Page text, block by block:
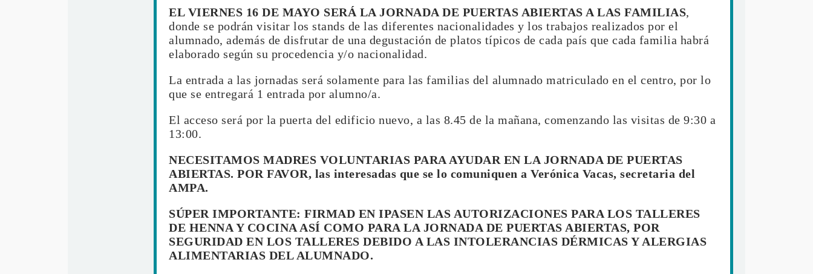
EL VIERNES 16 DE MAYO SERÁ LA JORNADA DE PUERTAS ABIERTAS A LAS FAMILIAS,
donde se podrán visitar los stands de las diferentes nacionalidades y los trabajos realizados por el
alumnado, además de disfrutar de una degustación de platos típicos de cada país que cada familia habrá
elaborado según su procedencia y/o nacionalidad.
La entrada a las jornadas será solamente para las familias del alumnado matriculado en el centro, por lo
que se entregará 1 entrada por alumno/a.
El acceso será por la puerta del edificio nuevo, a las 8.45 de la mañana, comenzando las visitas de 9:30 a
13:00.
NECESITAMOS MADRES VOLUNTARIAS PARA AYUDAR EN LA JORNADA DE PUERTAS
ABIERTAS. POR FAVOR, las interesadas que se lo comuniquen a Verónica Vacas, secretaria del
AMPA.
SÚPER IMPORTANTE: FIRMAD EN IPASEN LAS AUTORIZACIONES PARA LOS TALLERES
DE HENNA Y COCINA ASÍ COMO PARA LA JORNADA DE PUERTAS ABIERTAS, POR
SEGURIDAD EN LOS TALLERES DEBIDO A LAS INTOLERANCIAS DÉRMICAS Y ALERGIAS
ALIMENTARIAS DEL ALUMNADO.